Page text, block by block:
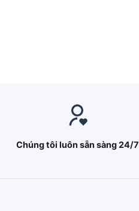
Chúng tôi luôn sẵn sàng 24/7